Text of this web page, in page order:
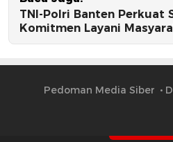
TNI-Polri Banten Perkuat
Komitmen Layani
Pedoman Media Siber